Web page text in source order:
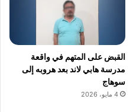
القبض على المتهم في واقعة
مدرسة هابي لاند بعد هروبه إلى
سوهاج
4 مايو، 2026